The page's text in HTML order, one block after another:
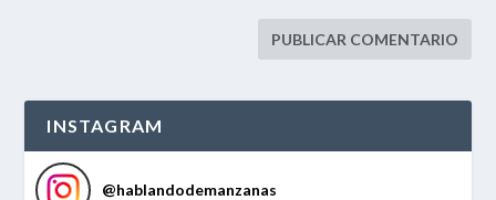
INSTAGRAM
@hablandodemanzanas